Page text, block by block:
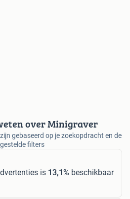
over Minigraver
gebaseerd op je zoekopdracht en de
filters
is 13,1% beschikbaar